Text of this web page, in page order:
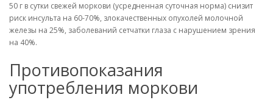
50 г в сутки свежей моркови (усредненная суточная норма) снизит
риск инсульта на 60-70%, злокачественных опухолей молочной
железы на 25%, заболеваний сетчатки глаза с нарушением зрения
на 40%.
Противопоказания
употребления моркови